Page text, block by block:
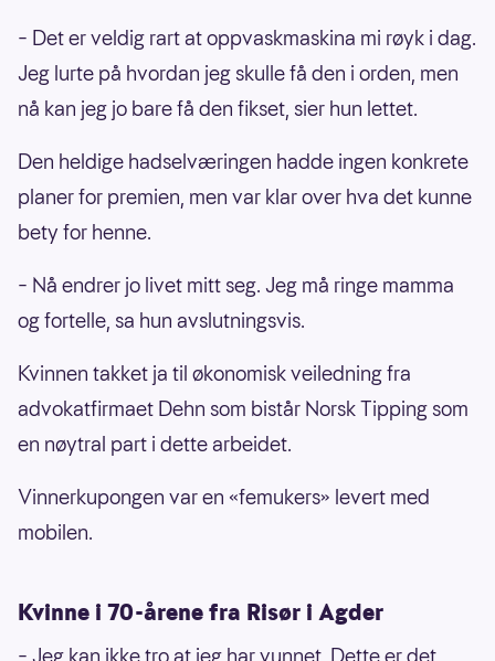
– Det er veldig rart at oppvaskmaskina mi røyk i dag.
Jeg lurte på hvordan jeg skulle få den i orden, men
nå kan jeg jo bare få den fikset, sier hun lettet.
Den heldige hadselværingen hadde ingen konkrete
planer for premien, men var klar over hva det kunne
bety for henne.
– Nå endrer jo livet mitt seg. Jeg må ringe mamma
og fortelle, sa hun avslutningsvis.
Kvinnen takket ja til økonomisk veiledning fra
advokatfirmaet Dehn som bistår Norsk Tipping som
en nøytral part i dette arbeidet.
Vinnerkupongen var en «femukers» levert med
mobilen.
Kvinne i 70-årene fra Risør i Agder